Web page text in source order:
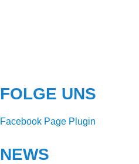
FOLGE UNS
Facebook Page Plugin
NEWS